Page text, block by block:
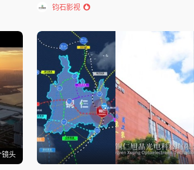
钧石影视
镜头